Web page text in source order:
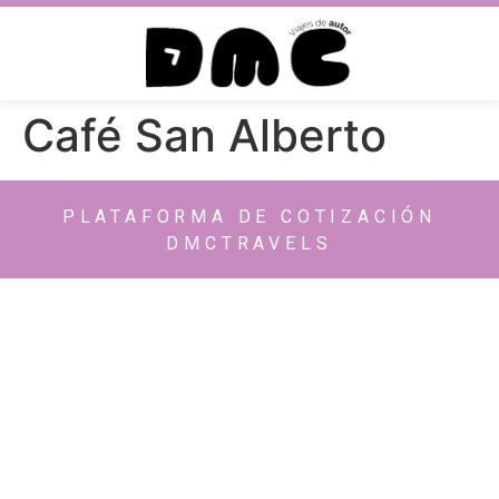
Café San Alberto
PLATAFORMA DE COTIZACIÓN
DMCTRAVELS